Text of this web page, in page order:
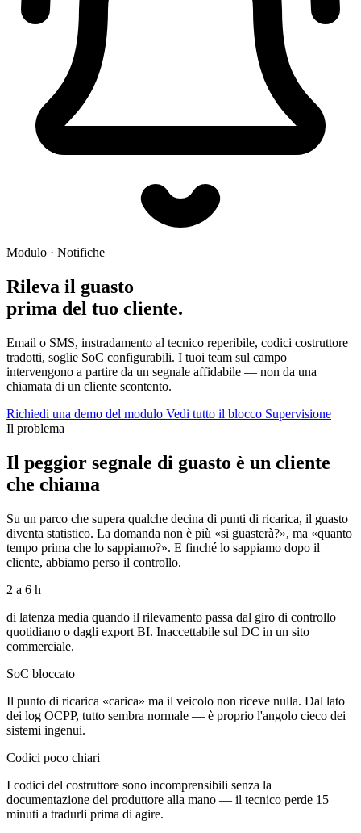
Modulo · Notifiche
Rileva il guasto
prima del tuo cliente.
Email o SMS, instradamento al tecnico reperibile, codici costruttore
tradotti, soglie SoC configurabili. I tuoi team sul campo
intervengono a partire da un segnale affidabile — non da una
chiamata di un cliente scontento.
Richiedi una demo del modulo Vedi tutto il blocco Supervisione
Il problema
Il peggior segnale di guasto è un cliente
che chiama
Su un parco che supera qualche decina di punti di ricarica, il guasto
diventa statistico. La domanda non è più «si guasterà?», ma «quanto
tempo prima che lo sappiamo?». E finché lo sappiamo dopo il
cliente, abbiamo perso il controllo.
2 a 6 h
di latenza media quando il rilevamento passa dal giro di controllo
quotidiano o dagli export BI. Inaccettabile sul DC in un sito
commerciale.
SoC bloccato
Il punto di ricarica «carica» ma il veicolo non riceve nulla. Dal lato
dei log OCPP, tutto sembra normale — è proprio l'angolo cieco dei
sistemi ingenui.
Codici poco chiari
I codici del costruttore sono incomprensibili senza la
documentazione del produttore alla mano — il tecnico perde 15
minuti a tradurli prima di agire.